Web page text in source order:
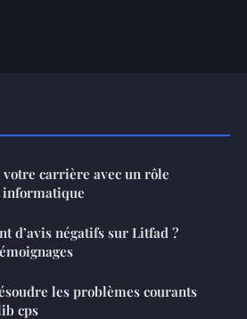
votre carrière avec un rôle
d’avis négatifs sur Litfad ?
les problèmes courants
cps